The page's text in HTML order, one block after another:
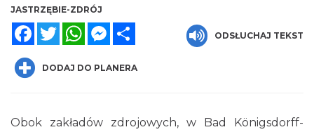
JASTRZĘBIE-ZDRÓJ
FacebookTwitterWhatsAppMessenger
ODSŁUCHAJ TEKST
DODAJ DO PLANERA
Obok zakładów zdrojowych, w Bad Königsdorff-